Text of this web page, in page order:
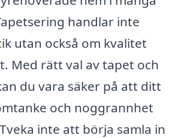
handlar inte
utan också om kvalitet
Med rätt val av tapet och
du vara säker på att ditt
och noggrannhet
inte att börja samla in